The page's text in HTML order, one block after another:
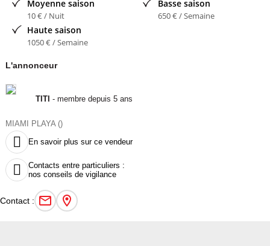
Moyenne saison
10 € / Nuit
Basse saison
650 € / Semaine
Haute saison
1050 € / Semaine
L'annonceur
TITI - membre depuis 5 ans
MIAMI PLAYA ()
 En savoir plus sur ce vendeur

Contacts entre particuliers :
nos conseils de vigilance
Contact :